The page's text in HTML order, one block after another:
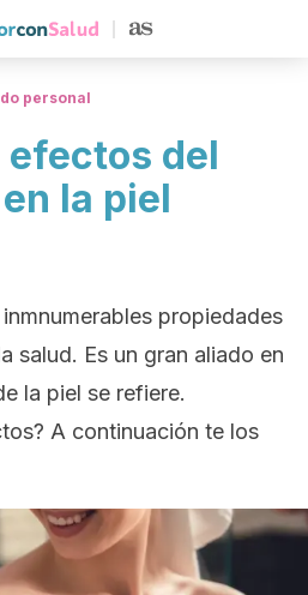
personal
efectos del
la piel
propiedades
salud. Es un gran aliado en
la piel se refiere.
A continuación te los